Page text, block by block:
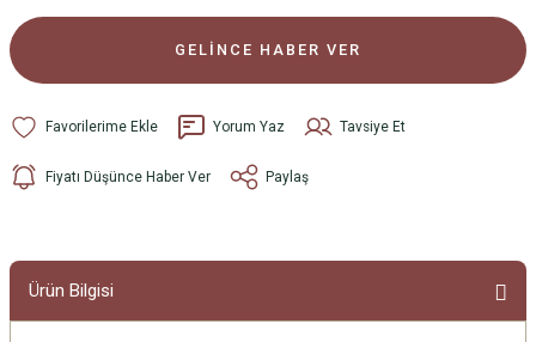
GELİNCE HABER VER
Yorum Yaz Tavsiye Et
Fiyatı Düşünce Haber Ver Paylaş
Ürün Bilgisi